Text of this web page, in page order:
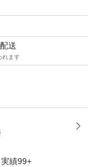
送
れます
績99+